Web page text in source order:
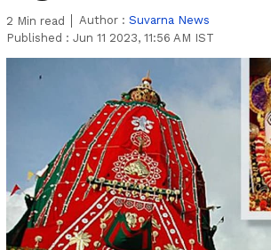
2 Min read Author : Suvarna News
Published : Jun 11 2023, 11:56 AM IST